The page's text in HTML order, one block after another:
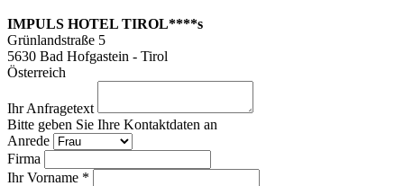
IMPULS HOTEL TIROL****s
Grünlandstraße 5
5630 Bad Hofgastein - Tirol
Österreich
Ihr Anfragetext
Bitte geben Sie Ihre Kontaktdaten an
Anrede
Firma
Ihr Vorname *